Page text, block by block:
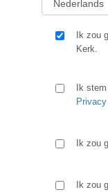
Ik zou
Kerk.
Ik
Ik zou
Ik zou